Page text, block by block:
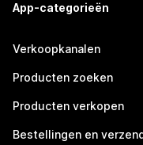
App-categorieën
Verkoopkanalen
Producten zoeken
Producten verkopen
Bestellingen en